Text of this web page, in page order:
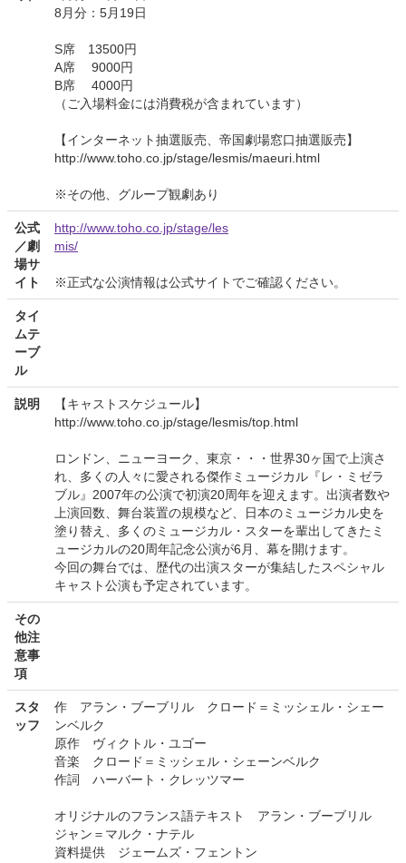
8月分：5月19日
S席 13500円
A席 9000円
B席 4000円
（ご入場料金には消費税が含まれています）
【インターネット抽選販売、帝国劇場窓口抽選販売】
http://www.toho.co.jp/stage/lesmis/maeuri.html
※その他、グループ観劇あり
公式
／劇
場サ
イト
http://www.toho.co.jp/stage/les
mis/
※正式な公演情報は公式サイトでご確認ください。
タイ
ムテ
ーブ
ル
説明
【キャストスケジュール】
http://www.toho.co.jp/stage/lesmis/top.html
ロンドン、ニューヨーク、東京・・・世界30ヶ国で上演さ
れ、多くの人々に愛される傑作ミュージカル『レ・ミゼラ
ブル』2007年の公演で初演20周年を迎えます。出演者数や
上演回数、舞台装置の規模など、日本のミュージカル史を
塗り替え、多くのミュージカル・スターを輩出してきたミ
ュージカルの20周年記念公演が6月、幕を開けます。
今回の舞台では、歴代の出演スターが集結したスペシャル
キャスト公演も予定されています。
その
他注
意事
項
スタ
ッフ
作 アラン・ブーブリル クロード＝ミッシェル・シェー
ンベルク
原作 ヴィクトル・ユゴー
音楽 クロード＝ミッシェル・シェーンベルク
作詞 ハーバート・クレッツマー
オリジナルのフランス語テキスト アラン・ブーブリル
ジャン＝マルク・ナテル
資料提供 ジェームズ・フェントン